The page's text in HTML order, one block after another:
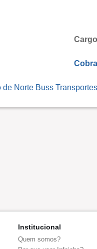
Norte Buss
Institucional
Quem somos?